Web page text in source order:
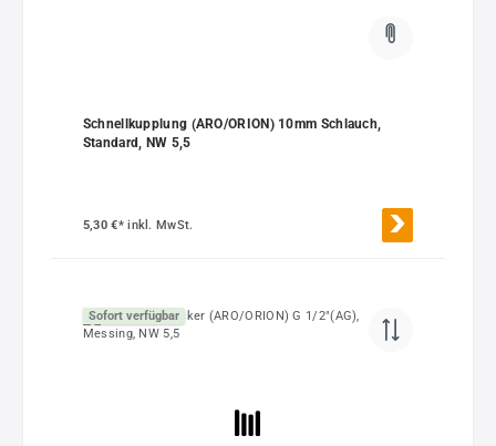
Schnellkupplung (ARO/ORION) 10mm Schlauch,
Standard, NW 5,5
5,30 €*inkl. MwSt.
Sofort verfügbar